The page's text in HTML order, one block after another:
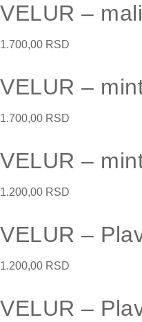
VELUR –
1.700,00 RSD
VELUR –
1.700,00 RSD
VELUR –
1.200,00 RSD
VELUR –
1.200,00 RSD
VELUR –